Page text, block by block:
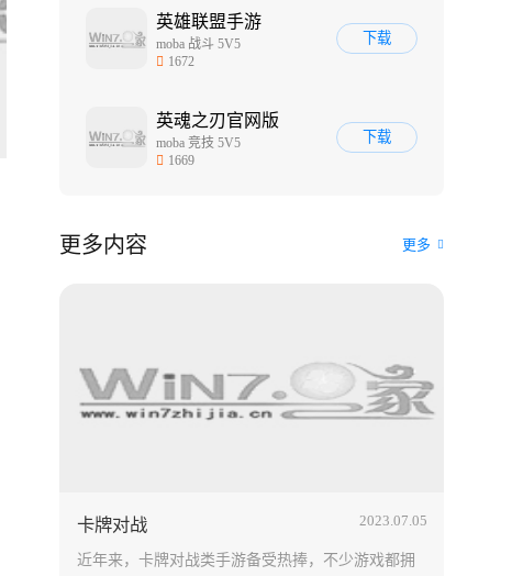
英雄联盟手游
moba 战斗 5V5
1672
下载
英魂之刃官网版
moba 竞技 5V5
1669
下载
更多内容 更多
卡牌对战 2023.07.05
近年来，卡牌对战类手游备受热捧，不少游戏都拥